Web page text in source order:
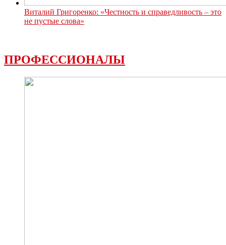
Виталий Григоренко: «Честность и справедливость – это
не пустые слова»
ПРОФЕССИОНАЛЫ